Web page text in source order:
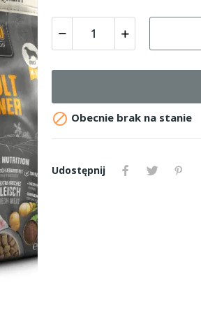
 Obecnie brak na stanie
Udostępnij